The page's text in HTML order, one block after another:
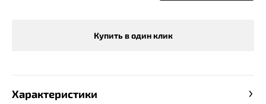
Купить в один клик
Характеристики